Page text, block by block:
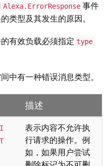
Alexa.ErrorResponse 事件
类型及其发生的原因。
有效负载必须指定 type
中有一种错误消息类型。
描述
表示内容不允许执
行请求的操作。例
如，如果用户尝试